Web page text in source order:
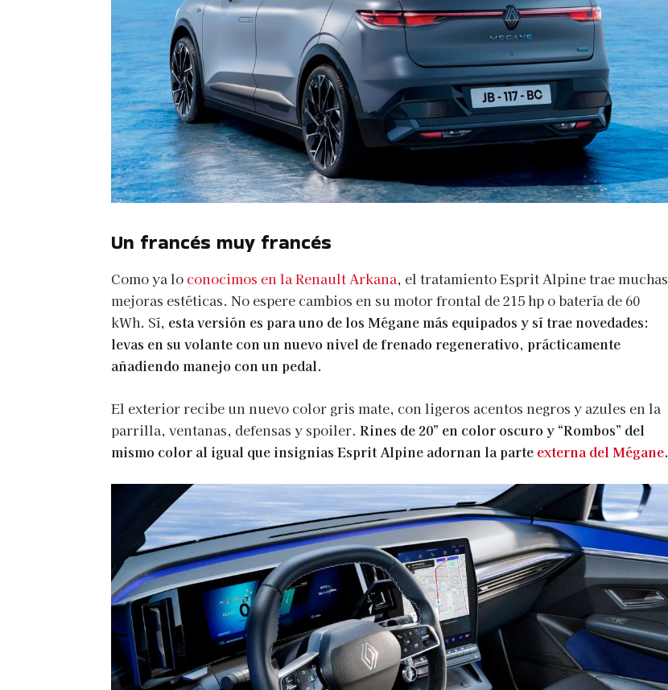
Un francés muy francés
Como ya lo conocimos en la Renault Arkana, el tratamiento Esprit Alpine trae muchas
mejoras estéticas. No espere cambios en su motor frontal de 215 hp o batería de 60
kWh. Sí, esta versión es para uno de los Mégane más equipados y sí trae novedades:
levas en su volante con un nuevo nivel de frenado regenerativo, prácticamente
añadiendo manejo con un pedal.
El exterior recibe un nuevo color gris mate, con ligeros acentos negros y azules en la
parrilla, ventanas, defensas y spoiler. Rines de 20” en color oscuro y “Rombos” del
mismo color al igual que insignias Esprit Alpine adornan la parte externa del Mégane.